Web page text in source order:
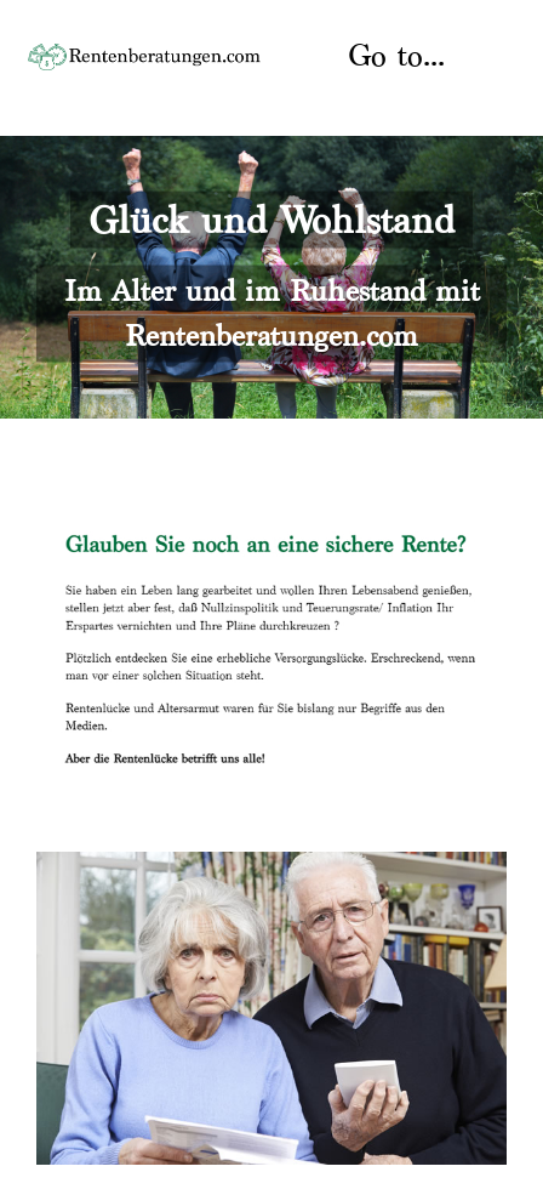
content
Go to...
Startseite
Rente
Rentenberater
Rentenversicherung
Versicherungsberatung
Über uns
Kontakt
Glück und Wohlstand
Im Alter und im Ruhestand mit
Rentenberatungen.com